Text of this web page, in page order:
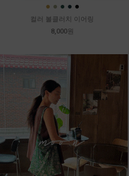
● ● ● ● ●
컬러 볼클러치 이어링
8,000원